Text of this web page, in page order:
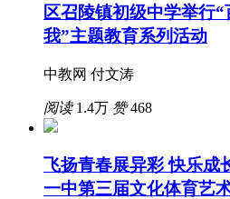
区召陵镇初级中学举行
我”主题教育系列活动
中教网 付文涛
阅读1.4万 赞468
飞扬青春展异彩 快乐
一中第三届文化体育艺